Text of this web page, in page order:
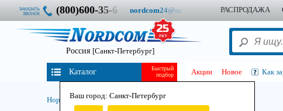
(800)600-35-6 nordcom24@m РАСПРОДАЖА
Россия [Санкт-Петербург]
Ваш город: Санкт-Петербург
Быстрый
подбор
Каталог Акции Новое Как
Нордком/Крепеж/Гайки/Гайка нержавеющая